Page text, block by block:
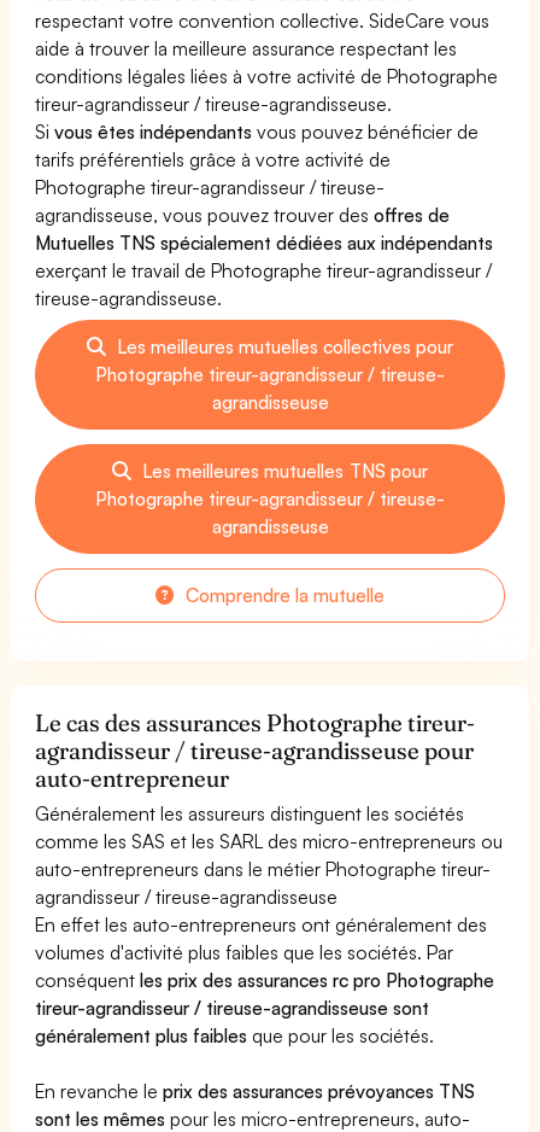
respectant votre convention collective. SideCare vous
aide à trouver la meilleure assurance respectant les
conditions légales liées à votre activité de Photographe
tireur-agrandisseur / tireuse-agrandisseuse.
Sivous êtes indépendants vous pouvez bénéficier de
tarifs préférentiels grâce à votre activité de
Photographe tireur-agrandisseur / tireuse-
agrandisseuse, vous pouvez trouver desoffres de
Mutuelles TNS spécialement dédiées aux indépendants
exerçant le travail de Photographe tireur-agrandisseur /
tireuse-agrandisseuse.
Les meilleures mutuelles collectives pour
Photographe tireur-agrandisseur / tireuse-
agrandisseuse
Les meilleures mutuelles TNS pour
Photographe tireur-agrandisseur / tireuse-
agrandisseuse
Comprendre la mutuelle
Le cas des assurances Photographe tireur-
agrandisseur / tireuse-agrandisseuse pour
auto-entrepreneur
Généralement les assureurs distinguent les sociétés
comme les SAS et les SARL des micro-entrepreneurs ou
auto-entrepreneurs dans le métier Photographe tireur-
agrandisseur / tireuse-agrandisseuse
En effet les auto-entrepreneurs ont généralement des
volumes d'activité plus faibles que les sociétés. Par
conséquentles prix des assurances rc pro Photographe
tireur-agrandisseur / tireuse-agrandisseuse sont
généralement plus faibles que pour les sociétés.
En revanche leprix des assurances prévoyances TNS
sont les mêmes pour les micro-entrepreneurs, auto-